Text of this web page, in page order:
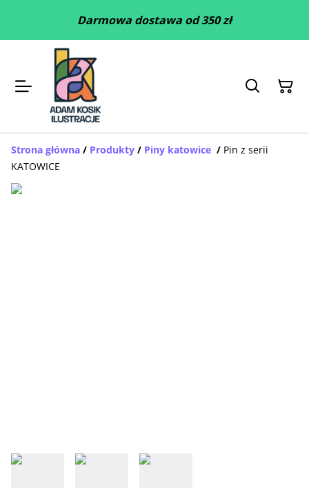
Darmowa dostawa od 350 zł
Strona główna / Produkty / Piny katowice / Pin z serii
KATOWICE